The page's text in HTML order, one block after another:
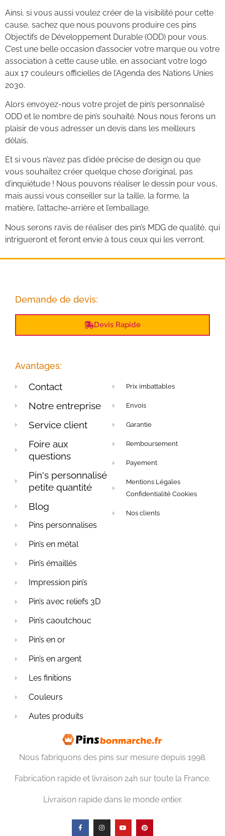
Ainsi, si vous aussi voulez créer de la visibilité pour cette
cause, sachez que nous pouvons produire ces pins
Objectifs de Développement Durable (ODD) pour vous.
C’est une belle occasion d’associer votre marque ou votre
association à cette cause utile, en associant votre logo
aux 17 couleurs officielles de l’Agenda des Nations Unies
2030.
Alors envoyez-nous votre projet de pin’s personnalisé
ODD et le nombre de pin’s souhaité. Nous nous ferons un
plaisir de vous adresser un devis dans les meilleurs
délais.
Et si vous n’avez pas d’idée précise de design ou que
vous souhaitez créer quelque chose d’original, pas
d’inquiétude ! Nous pouvons réaliser le dessin pour vous,
mais aussi vous conseiller sur la taille, la forme, la
matière, l’attache-arrière et l’emballage.
Nous serons ravis de réaliser des pin’s MDG de qualité, qui
intrigueront et feront envie à tous ceux qui les verront.
Demande de devis:
Devis Rapide
Avantages:
Contact
Notre entreprise
Service client
Foire aux
questions
Pin's personnalisé
petite quantité
Blog
Prix imbattables
Envois
Garantie
Remboursement
Payement
Mentions Légales
Confidentialité Cookies
Nos clients
Pins personnalises
Pin’s en métal
Pin’s émaillés
Impression pin’s
Pin’s avec reliefs 3D
Pin’s caoutchouc
Pin’s en or
Pin’s en argent
Les finitions
Couleurs
Autes produits
Nous fabriquons des pins sur mesure depuis 1998.
Fabrication rapide et livraison 24h sur toute la France.
Livraison rapide dans le monde entier.